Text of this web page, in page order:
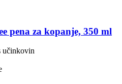
pena za kopanje, 350 ml
učinkovin